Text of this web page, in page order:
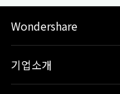
Wondershare
기업소개